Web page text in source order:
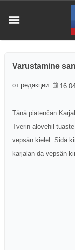
Varustamine
от редакции
Tänä piätenčän
Tverin alovehil
vepsän kielel. Sidä
karjalan da vepsän